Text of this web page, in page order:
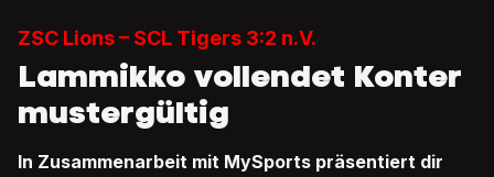
ZSC Lions – SCL Tigers 3:2 n.V.
Lammikko vollendet Konter
mustergültig
In Zusammenarbeit mit MySports präsentiert dir